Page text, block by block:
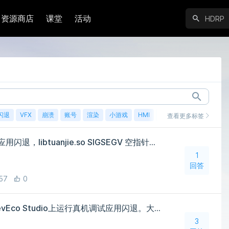
资源商店 课堂 活动
退 VFX 崩溃 账号 渲染 小游戏 HMI 鸿蒙查看更多标签
【求助】HarmonyOS 7.0 应用闪退，libtuanjie.so SIGSEGV 空指针异常定位问题
0
1
回答
团结给的libtuanjie.so在DevEco Studio上运行真机调试应用闪退。大佬该怎么解决
3